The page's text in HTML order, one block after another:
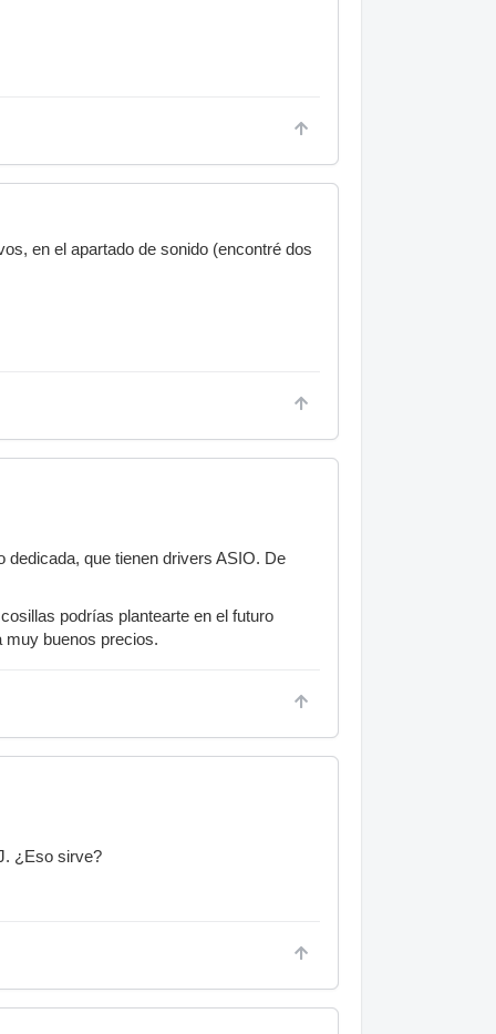
en el apartado de sonido (encontré dos
dedicada, que tienen drivers ASIO. De
podrías plantearte en el futuro
muy buenos precios.
¿Eso sirve?